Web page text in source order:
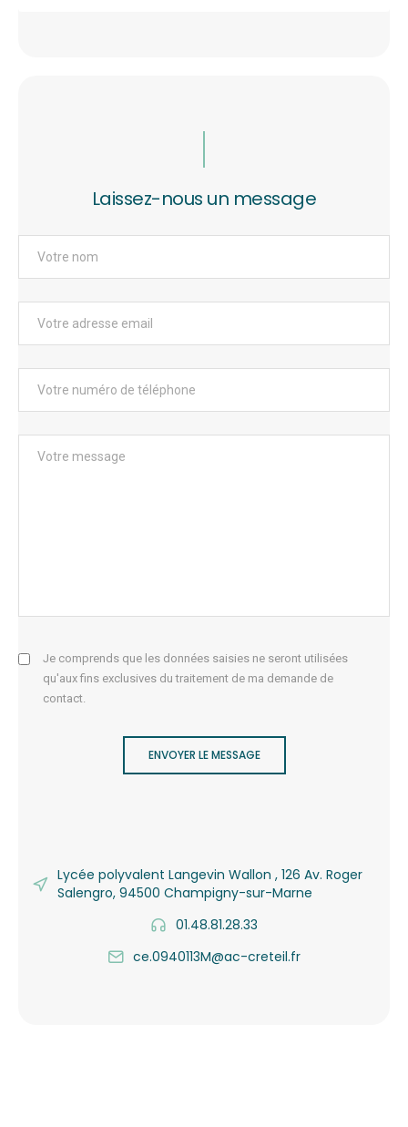
Laissez-nous un message
Je comprends que les données saisies ne seront utilisées
qu'aux fins exclusives du traitement de ma demande de
contact.
ENVOYER LE MESSAGE
Lycée polyvalent Langevin Wallon , 126 Av. Roger
Salengro, 94500 Champigny-sur-Marne
01.48.81.28.33
ce.0940113M@ac-creteil.fr